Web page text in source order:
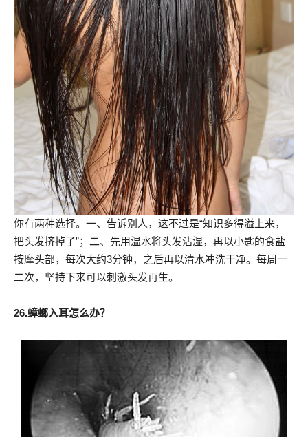
你有两种选择。一、告诉别人，这不过是“知识多得溢上来，
把头发挤掉了”；二、先用温水将头发沾湿，再以小匙的食盐
按摩头部，每次大约3分钟，之后再以清水冲洗干净。每周一
二次，坚持下来可以刺激头发再生。
26.蟑螂入耳怎么办？